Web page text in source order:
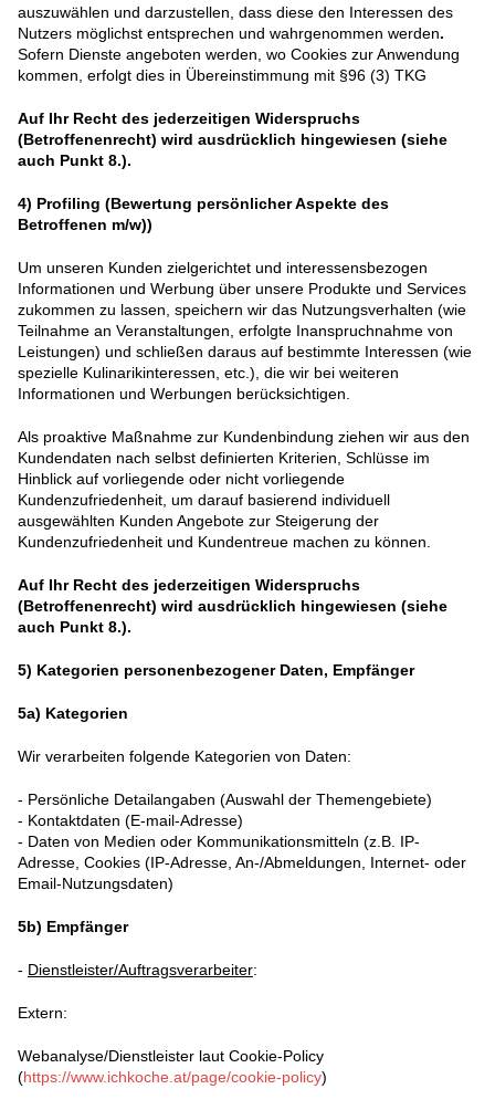
auszuwählen und darzustellen, dass diese den Interessen des
Nutzers möglichst entsprechen und wahrgenommen werden.
Sofern Dienste angeboten werden, wo Cookies zur Anwendung
kommen, erfolgt dies in Übereinstimmung mit §96 (3) TKG
Auf Ihr Recht des jederzeitigen Widerspruchs
(Betroffenenrecht) wird ausdrücklich hingewiesen (siehe
auch Punkt 8.).
4) Profiling (Bewertung persönlicher Aspekte des
Betroffenen m/w))
Um unseren Kunden zielgerichtet und interessensbezogen
Informationen und Werbung über unsere Produkte und Services
zukommen zu lassen, speichern wir das Nutzungsverhalten (wie
Teilnahme an Veranstaltungen, erfolgte Inanspruchnahme von
Leistungen) und schließen daraus auf bestimmte Interessen (wie
spezielle Kulinarikinteressen, etc.), die wir bei weiteren
Informationen und Werbungen berücksichtigen.
Als proaktive Maßnahme zur Kundenbindung ziehen wir aus den
Kundendaten nach selbst definierten Kriterien, Schlüsse im
Hinblick auf vorliegende oder nicht vorliegende
Kundenzufriedenheit, um darauf basierend individuell
ausgewählten Kunden Angebote zur Steigerung der
Kundenzufriedenheit und Kundentreue machen zu können.
Auf Ihr Recht des jederzeitigen Widerspruchs
(Betroffenenrecht) wird ausdrücklich hingewiesen (siehe
auch Punkt 8.).
5) Kategorien personenbezogener Daten, Empfänger
5a) Kategorien
Wir verarbeiten folgende Kategorien von Daten:
- Persönliche Detailangaben (Auswahl der Themengebiete)
- Kontaktdaten (E-mail-Adresse)
- Daten von Medien oder Kommunikationsmitteln (z.B. IP-
Adresse, Cookies (IP-Adresse, An-/Abmeldungen, Internet- oder
Email-Nutzungsdaten)
5b) Empfänger
- Dienstleister/Auftragsverarbeiter:
Extern:
Webanalyse/Dienstleister laut Cookie-Policy
(https://www.ichkoche.at/page/cookie-policy)